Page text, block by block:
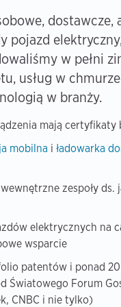
dostawcze,
pojazd
w pełni
usług w
w branży.
mają certyfikaty
mobilna iładowarka
zespoły ds.
elektrycznych na
wsparcie
patentów i ponad
Światowego Forum
CNBC i nie tylko)